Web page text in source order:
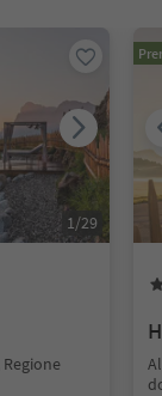
1/29